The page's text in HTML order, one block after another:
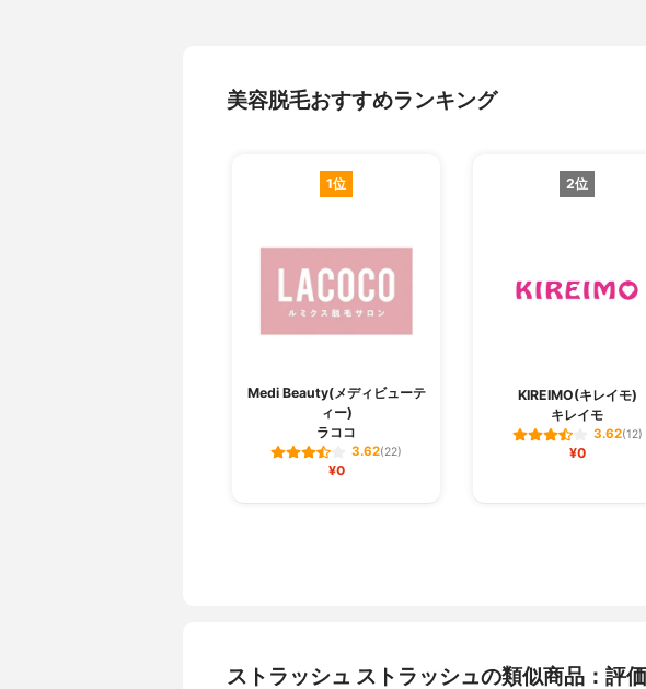
美容脱毛おすすめランキング
1位
Medi Beauty(メディビューテ
ィー)
ラココ
3.62(22)
¥0
2位
KIREIMO(キレイモ)
キレイモ
3.62(12)
¥0
ストラッシュ ストラッシュの類似商品：評